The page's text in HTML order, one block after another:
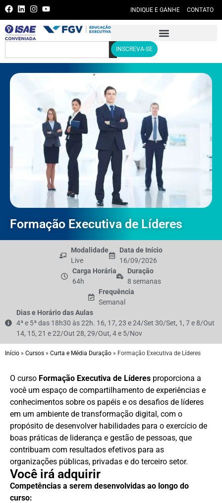
INDIQUE E GANHE CONTATO
INSCREVA-SE
Formação Executiva de Líderes
Modalidade
Live
Data de Início
16/09/2026
Carga Horária
64h
Duração
8 semanas
Frequência
Semanal
Dias e Horário das Aulas
4ª e 5ª das 18h30 às 22h. 16, 17, 23 e 24/Set 30/Set, 1, 7 e 8/Out
14, 15, 21 e 22/Out 28, 29/Out, 4 e 5/Nov
Início » Cursos » Curta e Média Duração » Formação Executiva de Líderes
O curso Formação Executiva de Líderes proporciona a
você um espaço de compartilhamento de experiências e
conhecimentos sobre os papéis e os desafios de líderes
em um ambiente de transformação digital, com o
propósito de desenvolver habilidades para o exercício de
boas práticas de liderança e gestão de pessoas, que
contribuam com resultados efetivos para as
organizações públicas, privadas e do terceiro setor.
Você irá adquirir
Competências a serem desenvolvidas ao longo do
curso: